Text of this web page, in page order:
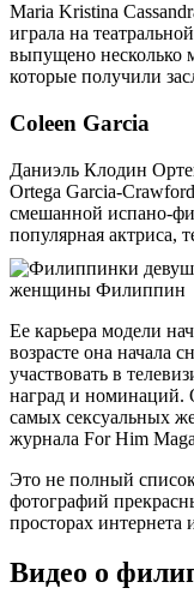
Maria Kristina
играла на
выпущено несколько
которые получили
Coleen Garcia
Даниэль Клодин
Ortega Garcia-
смешанной испано-
популярная актриса,
Ее карьера модели
возрасте она начала
участвовать в
наград и номинаций.
самых сексуальных
журнала For Him
Это не полный
фотографий
просторах интернета
Видео о